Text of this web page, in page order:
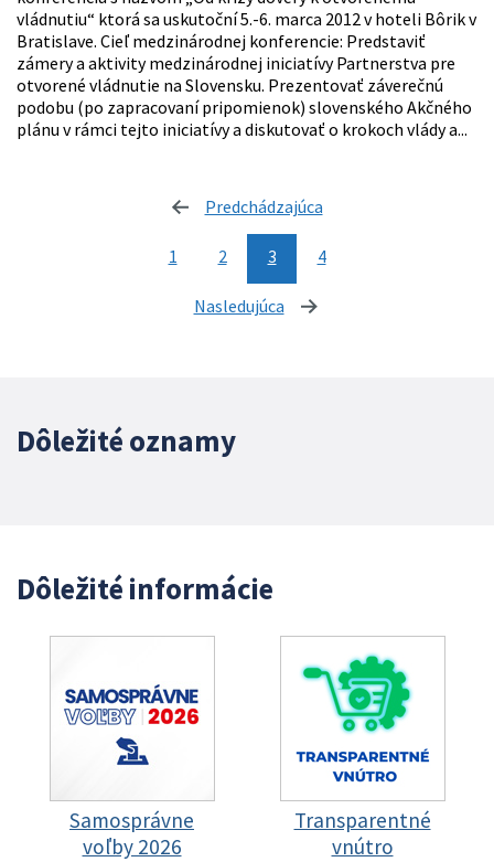
vládnutiu“ ktorá sa uskutoční 5.-6. marca 2012 v hoteli Bôrik v
Bratislave. Cieľ medzinárodnej konferencie: Predstaviť
zámery a aktivity medzinárodnej iniciatívy Partnerstva pre
otvorené vládnutie na Slovensku. Prezentovať záverečnú
podobu (po zapracovaní pripomienok) slovenského Akčného
plánu v rámci tejto iniciatívy a diskutovať o krokoch vlády a...
Predchádzajúca
1 2 3 4
Nasledujúca stránka
Dôležité oznamy
Dôležité informácie
Samosprávne
voľby 2026
Transparentné
vnútro